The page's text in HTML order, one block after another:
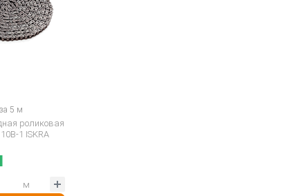
5 м
роликовая
1 ISKRA
м